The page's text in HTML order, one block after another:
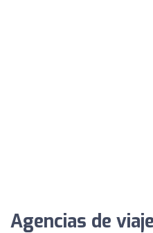
Agencias de